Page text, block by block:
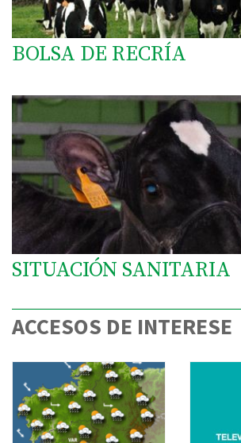
BOLSA DE RECRÍA
SITUACIÓN SANITARIA
ACCESOS DE INTERESE